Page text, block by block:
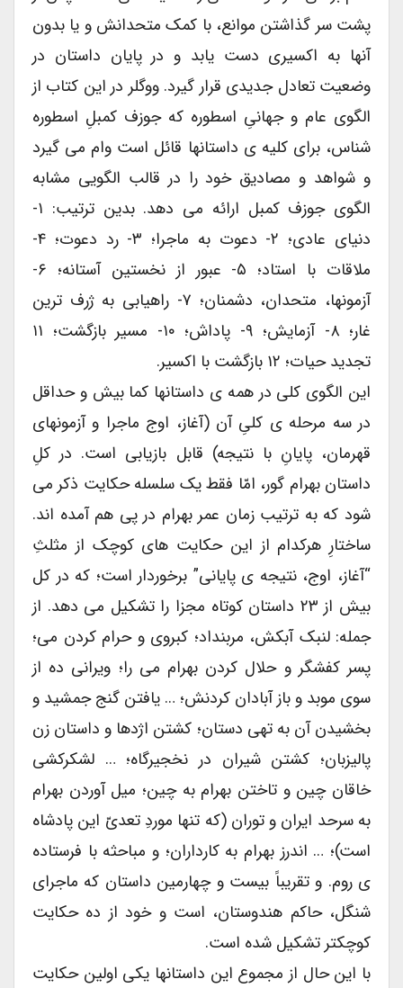
پشت سر گذاشتن موانع، با کمک متحدانش و یا بدون
آنها به اکسیری دست یابد و در پایان داستان در
وضعیت تعادل جدیدی قرار گیرد. ووگلر در این کتاب از
الگوی عام و جهانیِ اسطوره که جوزف کمبلِ اسطوره
شناس، برای کلیه ی داستانها قائل است وام می گیرد
و شواهد و مصادیق خود را در قالب الگویی مشابه
دنیای عادی؛ ۲- دعوت به ماجرا؛ ۳- رد دعوت؛ ۴-
ملاقات با استاد؛ ۵- عبور از نخستین آستانه؛ ۶-
آزمونها، متحدان، دشمنان؛ ۷- راهیابی به ژرف ترین
غار؛ ۸- آزمایش؛ ۹- پاداش؛ ۱۰- مسیر بازگشت؛ ۱۱
تجدید حیات؛ ۱۲ بازگشت با اکسیر.
این الگوی کلی در همه ی داستانها کما بیش و حداقل
در سه مرحله ی کلیِ آن (آغاز، اوج ماجرا و آزمونهای
قهرمان، پایانِ با نتیجه) قابل بازیابی است. در کلِ
داستان بهرام گور، امّا فقط یک سلسله حکایت ذکر می
شود که به ترتیب زمان عمر بهرام در پی هم آمده اند.
ساختارِ هرکدام از این حکایت های کوچک از مثلثِ
“آغاز، اوج، نتیجه ی پایانی” برخوردار است؛ که در کل
بیش از ۲۳ داستان کوتاه مجزا را تشکیل می دهد. از
جمله: لنبک آبکش، مربنداد؛ کبروی و حرام کردن می؛
پسر کفشگر و حلال کردن بهرام می را؛ ویرانی ده از
سوی موبد و باز آبادان کردنش؛ … یافتن گنج جمشید و
بخشیدن آن به تهی دستان؛ کشتن اژدها و داستان زن
پالیزبان؛ کشتن شیران در نخجیرگاه؛ … لشکرکشی
خاقان چین و تاختن بهرام به چین؛ میل آوردن بهرام
به سرحد ایران و توران (که تنها موردِ تعدیّ این پادشاه
است)؛ … اندرز بهرام به کارداران؛ و مباحثه با فرستاده
ی روم. و تقریباً بیست و چهارمین داستان که ماجرای
شنگل، حاکم هندوستان، است و خود از ده حکایت
کوچکتر تشکیل شده است.
با این حال از مجموع این داستانها یکی اولین حکایت